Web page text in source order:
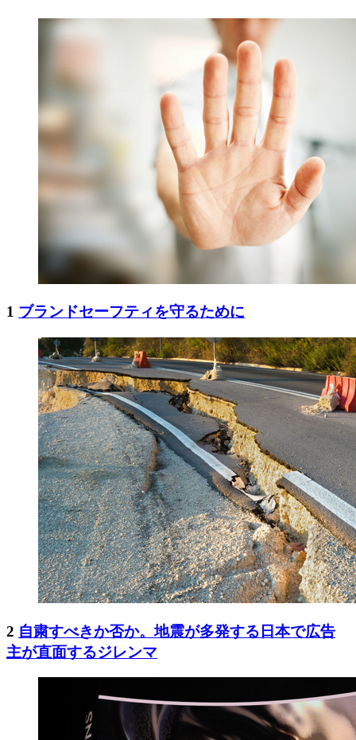
1 ブランドセーフティを守るために
2 自粛すべきか否か。地震が多発する日本で広告
主が直面するジレンマ